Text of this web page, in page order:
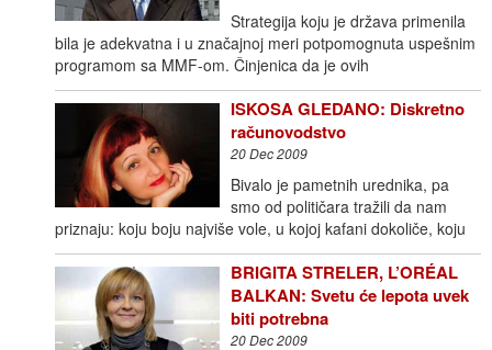
Strategija koju je država primenila
bila je adekvatna i u značajnoj meri potpomognuta uspešnim
programom sa MMF-om. Činjenica da je ovih
ISKOSA GLEDANO: Diskretno
računovodstvo
20 Dec 2009
Bivalo je pametnih urednika, pa
smo od političara tražili da nam
priznaju: koju boju najviše vole, u kojoj kafani dokoliče, koju
BRIGITA STRELER, L’ORÉAL
BALKAN: Svetu će lepota uvek
biti potrebna
20 Dec 2009